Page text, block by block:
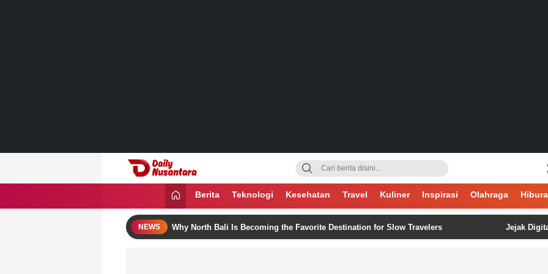
Daily Nusantara
Menyajikan Fakta, Menginspirasi Bangsa
Berita Teknologi Kesehatan Travel Kuliner Inspirasi Olahraga
NEWS
Why North Bali Is Becoming the Favorite Destination for Slow Travelers Jejak Digital Tak